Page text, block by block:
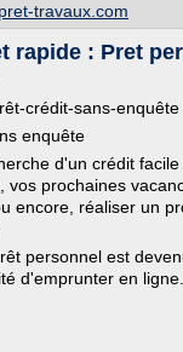
travaux.com
rapide : Pret
crédit-sans-enquête
enquête
d'un crédit
vos prochaines
encore, réaliser un
personnel est
d'emprunter en ligne.